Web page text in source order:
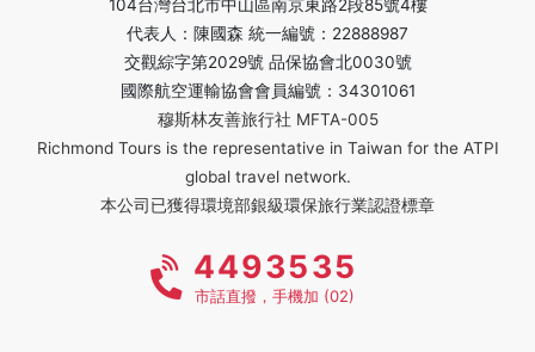
104台灣台北市中山區南京東路2段85號4樓
代表人：陳國森 統一編號：22888987
交觀綜字第2029號 品保協會北0030號
國際航空運輸協會會員編號：34301061
穆斯林友善旅行社 MFTA-005
Richmond Tours is the representative in Taiwan for the ATPI
global travel network.
本公司已獲得環境部銀級環保旅行業認證標章
4493535
市話直撥，手機加 (02)